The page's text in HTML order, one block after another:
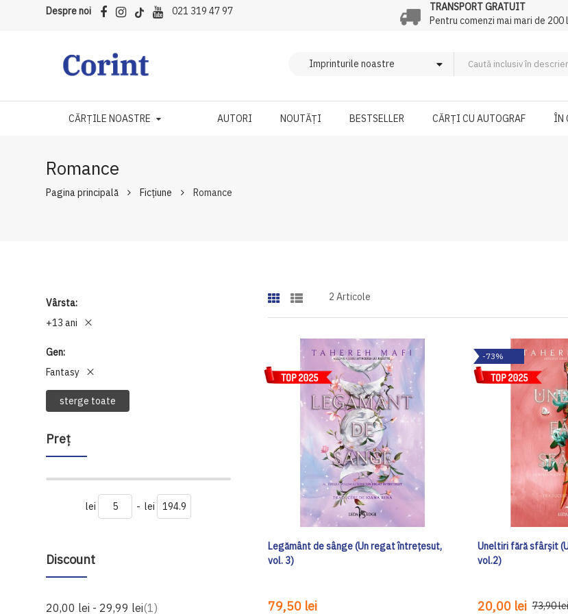
Despre noi 021 319 47 97
TRANSPORT GRATUIT
Pentru comenzi mai mari de 200
CĂRȚILE NOASTRE AUTORI NOUTĂȚI BESTSELLER CĂRȚI CU AUTOGRAF ÎN
Romance
Pagina principală Ficțiune Romance
Vârsta
+13 ani
Gen
Fantasy
sterge toate
Preţ
lei - lei
Discount
20,00 lei - 29,99 lei 1produs
2 Articole
Legământ de sânge (Un regat întrețesut,
vol. 3)
79,50 lei
-73%
Uneltiri fără sfârșit
vol.2)
20,00 lei 73,90 lei